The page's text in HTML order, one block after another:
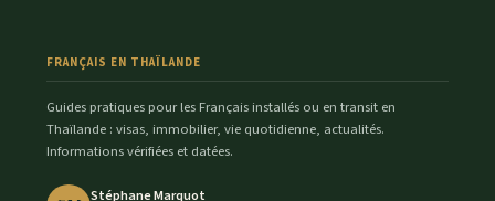
FRANÇAIS EN THAÏLANDE
Guides pratiques pour les Français installés ou en transit en
Thaïlande : visas, immobilier, vie quotidienne, actualités.
Informations vérifiées et datées.
Stéphane Marquot